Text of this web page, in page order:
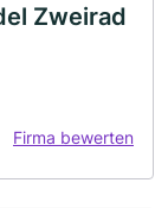
Zweirad
Firma bewerten